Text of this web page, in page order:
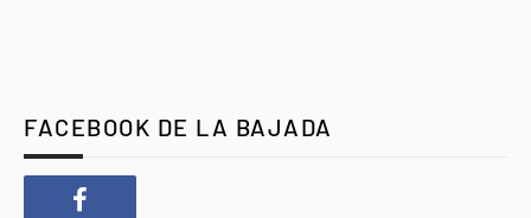
FACEBOOK DE LA BAJADA